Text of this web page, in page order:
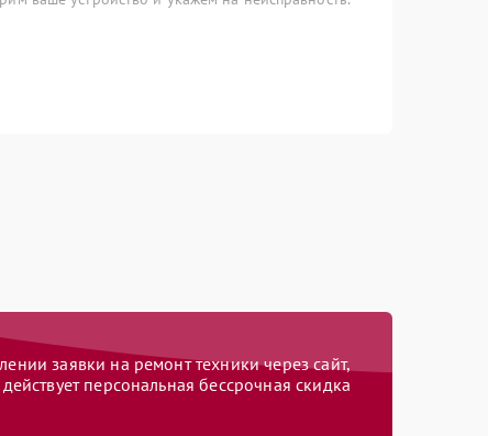
заявки на ремонт техники через сайт,
действует персональная бессрочная скидка